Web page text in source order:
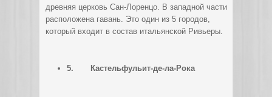
древняя церковь Сан-Лоренцо. В западной части
расположена гавань. Это один из 5 городов,
который входит в состав итальянской Ривьеры.
5. Кастельфульит-де-ла-Рока